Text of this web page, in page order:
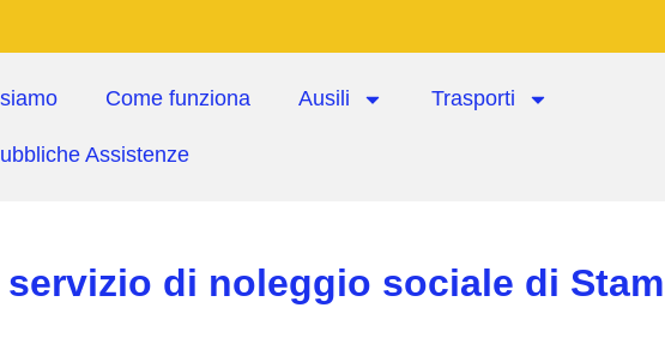
Come funziona Ausili Trasporti
Assistenze
di noleggio sociale di